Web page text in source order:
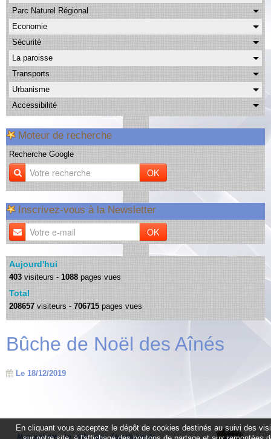
Parc Naturel Régional
Economie
Sécurité
La paroisse
Transports
Urbanisme
Accessibilité
Moteur de recherche
Recherche Google
OK
Inscrivez-vous à la Newsletter
OK
Aujourd'hui
403 visiteurs - 1088 pages vues
Total
208657 visiteurs - 706715 pages vues
Bûche de Noël des Aînés
Le 18/12/2019
En cliquant vous acceptez le dépôt de cookies destinés au suivi des